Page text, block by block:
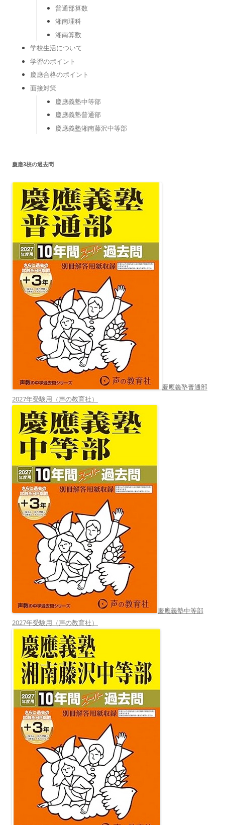
普通部算数
湘南理科
湘南算数
学校生活について
学習のポイント
慶應合格のポイント
面接対策
慶應義塾中等部
慶應義塾普通部
慶應義塾湘南藤沢中等部
慶應3校の過去問
慶應義塾普通部
2027年受験用（声の教育社）
慶應義塾中等部
2027年受験用（声の教育社）